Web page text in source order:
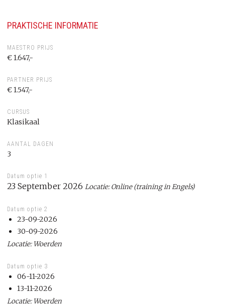
PRAKTISCHE INFORMATIE
MAESTRO PRIJS
€ 1.647,-
PARTNER PRIJS
€ 1.547,-
CURSUS
Klasikaal
AANTAL DAGEN
3
Datum optie 1
23 September 2026 Locatie: Online (training in Engels)
Datum optie 2
23-09-2026
30-09-2026
Locatie: Woerden
Datum optie 3
06-11-2026
13-11-2026
Locatie: Woerden